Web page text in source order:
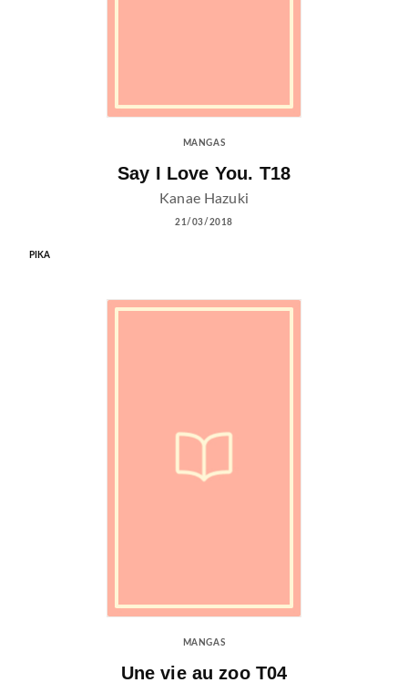
MANGAS
Say I Love You. T18
Kanae Hazuki
21/03/2018
PIKA
MANGAS
Une vie au zoo T04